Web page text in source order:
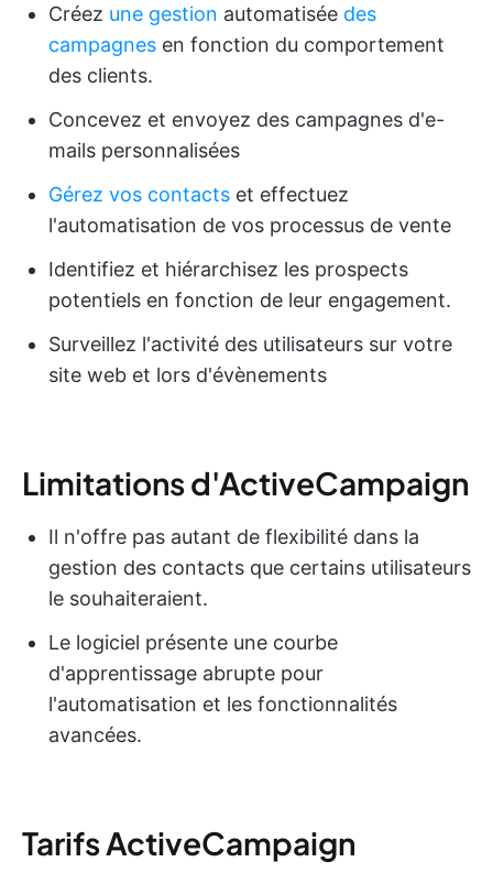
Créez une gestion automatisée des
campagnes en fonction du comportement
des clients.
Concevez et envoyez des campagnes d'e-
mails personnalisées
Gérez vos contacts et effectuez
l'automatisation de vos processus de vente
Identifiez et hiérarchisez les prospects
potentiels en fonction de leur engagement.
Surveillez l'activité des utilisateurs sur votre
site web et lors d'évènements
Limitations d'ActiveCampaign
Il n'offre pas autant de flexibilité dans la
gestion des contacts que certains utilisateurs
le souhaiteraient.
Le logiciel présente une courbe
d'apprentissage abrupte pour
l'automatisation et les fonctionnalités
avancées.
Tarifs ActiveCampaign